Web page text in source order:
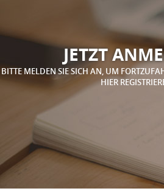
JETZT
BITTE MELDEN SIE SICH AN, UM
HIER